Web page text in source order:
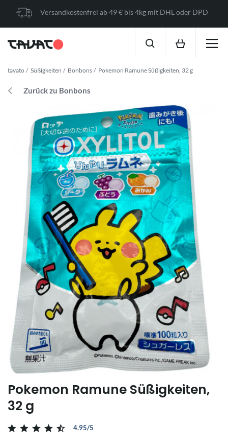
Versandkostenfrei ab 49 € bis 4kg mit DHL oder DPD
tavato Süßigkeiten Bonbons Pokemon Ramune Süßigkeiten, 32 g
Zurück zu Bonbons
Pokemon Ramune Süßigkeiten,
32 g
4.95/5